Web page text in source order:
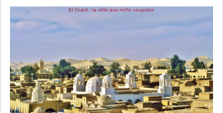
El Oued - la ville aux mille coupoles